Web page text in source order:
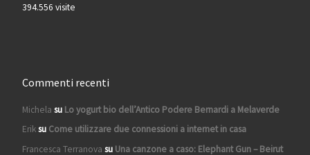
394.556 visite
Commenti recenti
Michela su Lo yogurt bio dell’Antico Podere Bernardi a Melaverde
Eriksu Come utilizzare due connessioni a internet in casa
Francesca Terranova su Una canzone a caso: Elephant Gun – Beirut